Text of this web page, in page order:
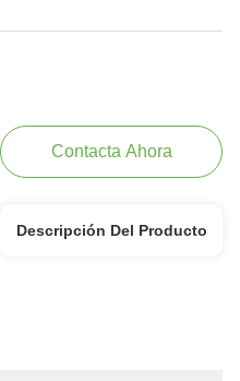
Contacta Ahora
Descripción Del Producto